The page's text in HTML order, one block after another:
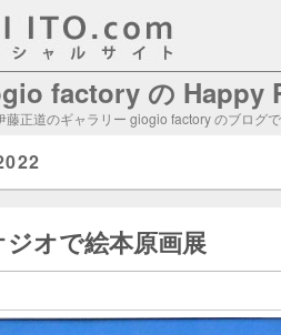
factory の Happy
藤正道のギャラリー giogio factory のブログ
オで絵本原画展